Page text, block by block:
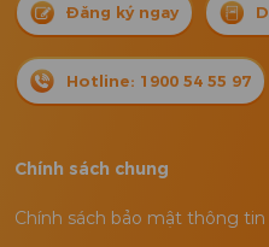
Đăng ký ngay
Hotline: 1900 54 55 97
Chính sách chung
Chính sách bảo mật thông tin